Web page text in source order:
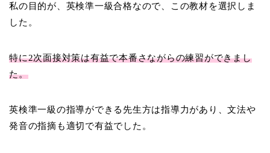
私の目的が、英検準一級合格なので、この教材を選択しま
した。
特に2次面接対策は有益で本番さながらの練習ができまし
た。
英検準一級の指導ができる先生方は指導力があり、文法や
発音の指摘も適切で有益でした。